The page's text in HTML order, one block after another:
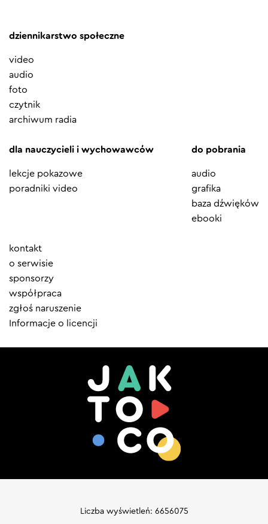
dziennikarstwo społeczne
video
audio
foto
czytnik
archiwum radia
dla nauczycieli i wychowawców
lekcje pokazowe
poradniki video
do pobrania
audio
grafika
baza dźwięków
ebooki
Element
menu
kontakt
o serwisie
sponsorzy
współpraca
zgłoś naruszenie
Informacje o licencji
Liczba wyświetleń: 6656075